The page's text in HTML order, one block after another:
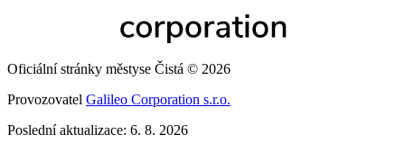
Oficiální stránky městyse Čistá © 2026
Provozovatel Galileo Corporation s.r.o.
Poslední aktualizace: 6. 8. 2026